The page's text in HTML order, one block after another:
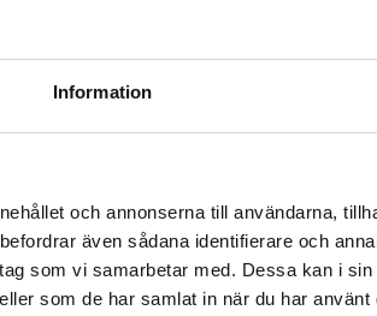
Information
och annonserna till användarna,
även sådana identifierare och
som vi samarbetar med. Dessa kan i
som de har samlat in när du har